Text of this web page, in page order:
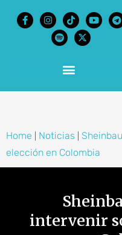
Home Noticias
elección en Colombia
intervenir